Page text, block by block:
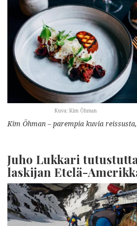
Kuva: Kim Öhman
Kim Öhman – parempia kuvia
Juho Lukkari
laskijan Etelä-